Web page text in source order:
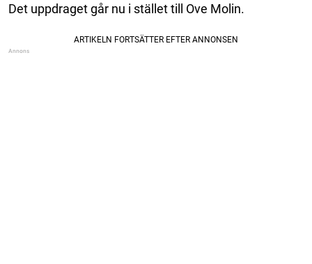
Det uppdraget går nu i stället till Ove Molin.